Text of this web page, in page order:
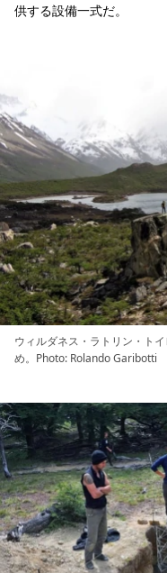
供する設備一式だ。
ウィルダネス・ラトリン・ト
め。Photo: Rolando Garibotti